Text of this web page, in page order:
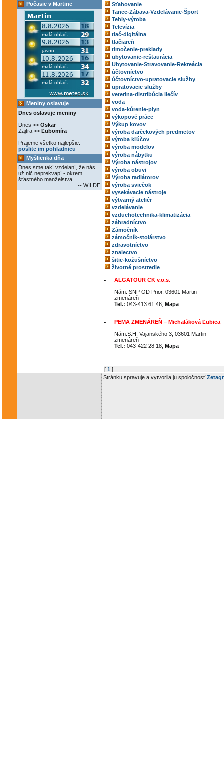
Počasie v Martine
Meniny oslavuje
Dnes oslavuje meniny
Dnes >> Oskar
Zajtra >> Ľubomíra
Prajeme všetko najlepšie.
pošlite im pohladnicu
Myšlienka dňa
Dnes sme takí vzdelaní, že nás
už nič neprekvapí - okrem
šťastného manželstva.
-- WILDE
Sťahovanie
Tanec-Zábava-Vzdelávanie-Šport
Tehly-výroba
Televízia
tlač-digitálna
tlačiareň
tlmočenie-preklady
ubytovanie-reštaurácia
Ubytovanie-Stravovanie-Rekreácia
účtovníctvo
účtovníctvo-upratovacie služby
upratovacie služby
veterina-distribúcia liečív
voda
voda-kúrenie-plyn
výkopové práce
Výkup kovov
výroba darčekových predmetov
výroba kľúčov
výroba modelov
výroba nábytku
Výroba nástrojov
výroba obuvi
Výroba radiátorov
výroba sviečok
vysekávacie nástroje
výtvarný ateliér
vzdelávanie
vzduchotechnika-klimatizácia
záhradníctvo
Zámočník
zámočník-stolárstvo
zdravotníctvo
znalectvo
šitie-kožušníctvo
životné prostredie
ALGATOUR CK v.o.s.
Nám. SNP OD Prior, 03601 Martin
zmenáreň
Tel.: 043-413 61 46, Mapa
PEMA ZMENÁREŇ – Michaláková Ľubica
Nám.S.H. Vajanského 3, 03601 Martin
zmenáreň
Tel.: 043-422 28 18, Mapa
[ 1 ]
Stránku spravuje a vytvorila ju spoločnosť